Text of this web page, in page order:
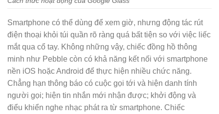
Smartphone có thể dùng để xem giờ, nhưng động tác rút
điện thoại khỏi túi quần rõ ràng quá bất tiện so với việc liếc
mắt qua cổ tay. Không những vậy, chiếc đồng hồ thông
minh như Pebble còn có khả năng kết nối với smartphone
nền iOS hoặc Android để thực hiện nhiều chức năng.
Chẳng hạn thông báo có cuộc gọi tới và hiện danh tính
người gọi; hiện tin nhắn mới nhận được; khởi động và
điểu khiển nghe nhạc phát ra từ smartphone. Chiếc